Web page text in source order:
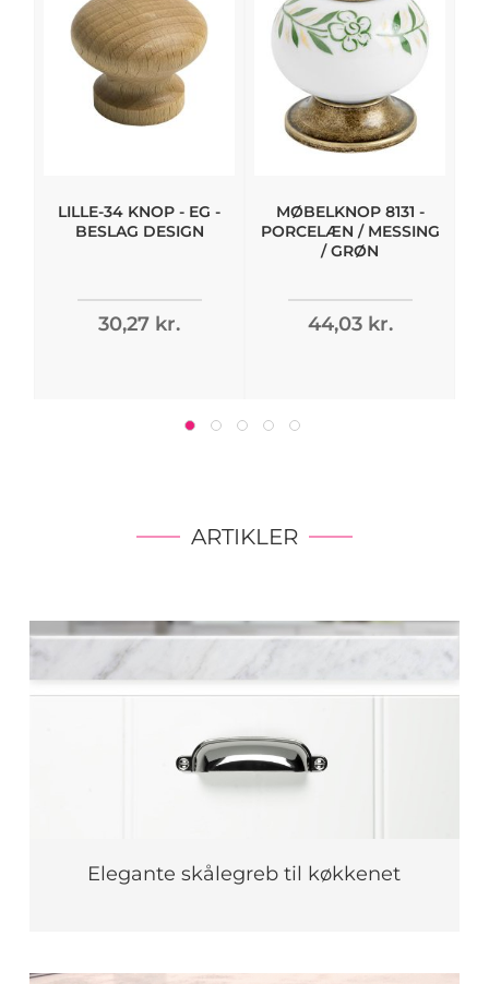
LILLE-34 KNOP - EG -
BESLAG DESIGN
30,27 kr.
MØBELKNOP 8131 -
PORCELÆN / MESSING
/ GRØN
44,03 kr.
ARTIKLER
Elegante skålegreb til køkkenet